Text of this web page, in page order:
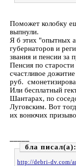
Поможет колобку
выпнули.
Я б этих "опытных
губернаторов и
звания и пенсии за
Пенсия по
счастливое
руб.
Или бесплатный
Шантарах, по
Луговским. Вот
их вонючих
бла
http://debri-dv.com/